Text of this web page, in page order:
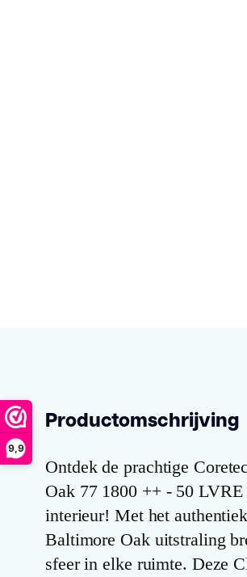
9,9
Productomschrijving
Ontdek de prachtige
Oak 77 1800 ++ - 50
interieur! Met het
Baltimore Oak uitstraling
sfeer in elke ruimte. Deze